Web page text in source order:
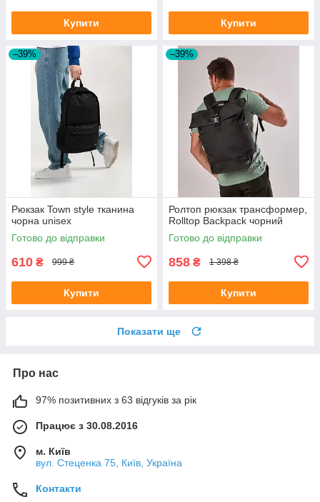
Купити Купити
–39%
Рюкзак Town style тканина
чорна unisex
Готово до відправки
610 ₴ 999 ₴
Купити
–39%
Ролтоп рюкзак трансформер,
Rolltop Backpack чорний
Готово до відправки
858 ₴ 1 398 ₴
Купити
Показати ще
Про нас
97% позитивних з 63 відгуків за рік
Працює з 30.08.2016
м. Київ
вул. Стеценка 75, Київ, Україна
Контакти